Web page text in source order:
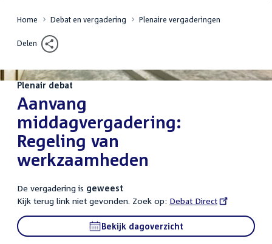
Home Debat en vergadering Plenaire vergaderingen
Delen
Plenair debat
Aanvang
middagvergadering:
Regeling van
werkzaamheden
De vergadering is geweest
Kijk terug link niet gevonden. Zoek op: External
link:
Debat Direct
Bekijk dagoverzicht